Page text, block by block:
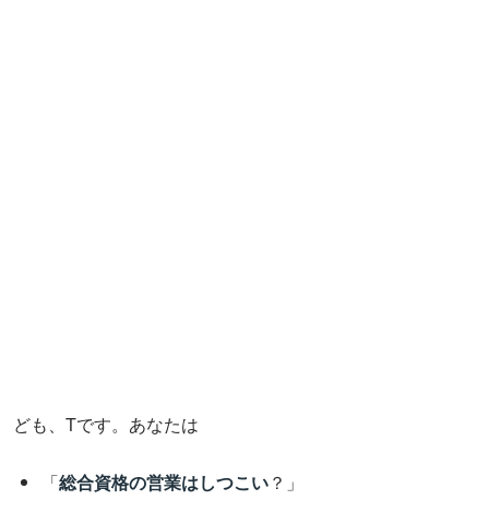
ども、Tです。あなたは
「総合資格の営業はしつこい？」